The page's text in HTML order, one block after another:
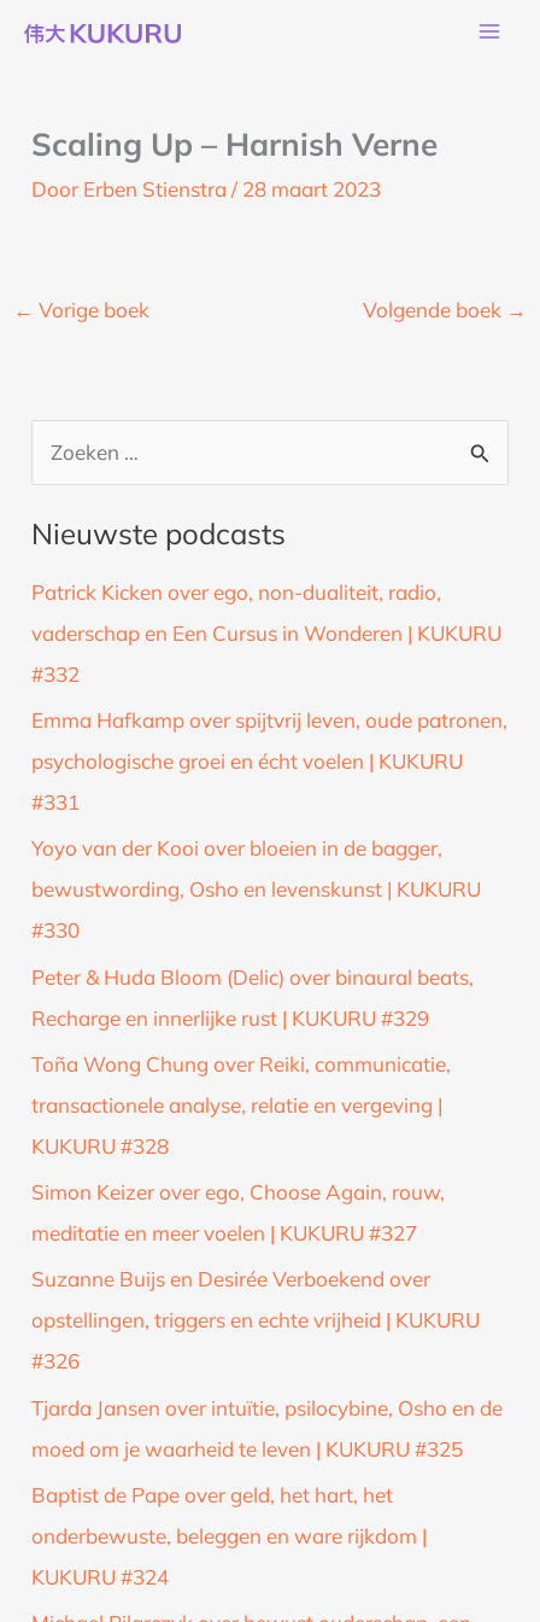
naar
Scaling Up – Harnish Verne
Door Erben Stienstra/ 28 maart 2023
← Vorige boek Volgende boek →
e
k
a
Nieuwste podcasts
Patrick Kicken over ego, non-dualiteit, radio,
vaderschap en Een Cursus in Wonderen | KUKURU
#332
Emma Hafkamp over spijtvrij leven, oude patronen,
psychologische groei en écht voelen | KUKURU
#331
Yoyo van der Kooi over bloeien in de bagger,
bewustwording, Osho en levenskunst | KUKURU
#330
Peter & Huda Bloom (Delic) over binaural beats,
Recharge en innerlijke rust | KUKURU #329
Toña Wong Chung over Reiki, communicatie,
transactionele analyse, relatie en vergeving |
KUKURU #328
Simon Keizer over ego, Choose Again, rouw,
meditatie en meer voelen | KUKURU #327
Suzanne Buijs en Desirée Verboekend over
opstellingen, triggers en echte vrijheid | KUKURU
#326
Tjarda Jansen over intuïtie, psilocybine, Osho en de
moed om je waarheid te leven | KUKURU #325
Baptist de Pape over geld, het hart, het
onderbewuste, beleggen en ware rijkdom |
KUKURU #324